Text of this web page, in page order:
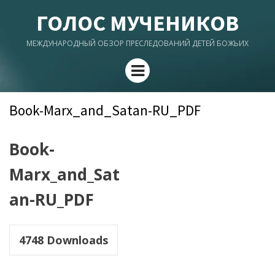
ГОЛОС МУЧЕНИКОВ
МЕЖДУНАРОДНЫЙ ОБЗОР ПРЕСЛЕДОВАНИЙ ДЕТЕЙ БОЖЬИХ
Menu
Book-Marx_and_Satan-RU_PDF
Book-
Marx_and_Sat
an-RU_PDF
4748 Downloads